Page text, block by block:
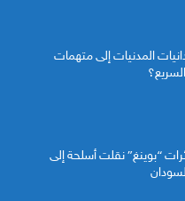
المدنيات إلى متهمات
“بوينغ” نقلت أسلحة إلى